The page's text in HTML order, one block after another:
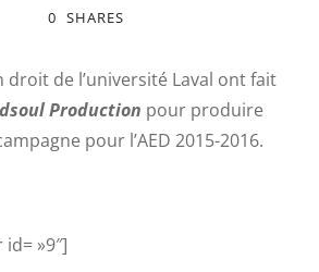
0 SHARES
droit de l’université Laval ont fait
Production pour produire
pour l’AED 2015-2016.
»9″]